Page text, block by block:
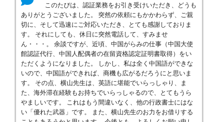
このたびは、認証業務をお引き受けいただき、どうも
ありがとうございました。 突然の依頼にもかかわらず、ご親
切に、そして迅速にご対応いただき、とても感謝しておりま
す。 それにしても、休日に突然電話して、すみませ
ん・・・。 余談ですが、近頃、中国がらみの仕事（中国大使
館認証代行、中国人配偶者の在留資格認定証明書取得）をい
ただくようになりました。 しかし、私は全く中国語ができな
いので、中国語ができれば、商機も広がるだろうにと思いま
す。 その点、横山先生は、英語に堪能でいらっしゃり、ま
た、海外滞在経験もお持ちでいらっしゃるので、とてもうら
やましいです。 これはもう間違いなく、他の行政書士にはな
い「優れた武器」です。 また、横山先生のお力をお借りする